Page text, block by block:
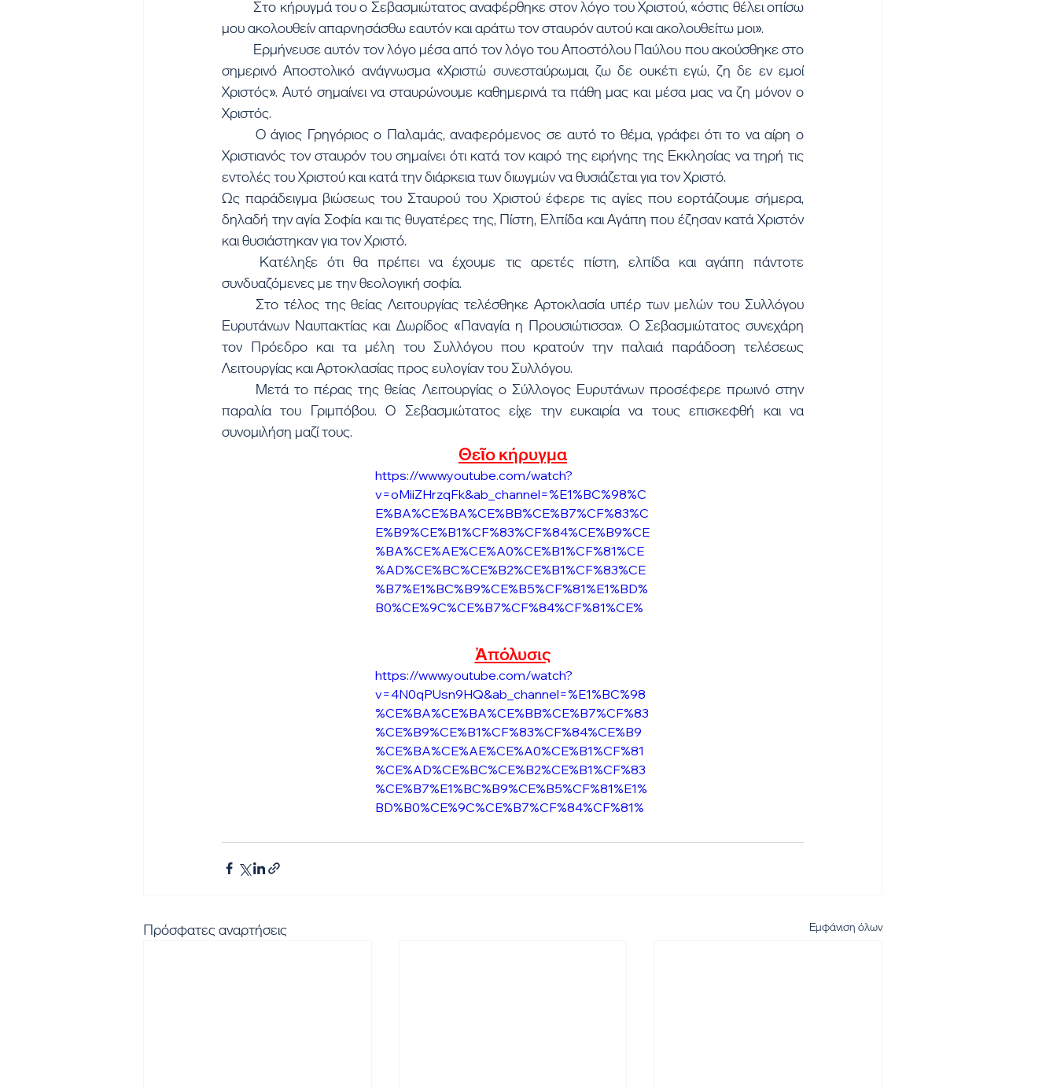
	Στο κήρυγμά του ο Σεβασμιώτατος αναφέρθηκε στον λόγο του Χριστού, «όστις θέλει οπίσω
μου ακολουθείν απαρνησάσθω εαυτόν και αράτω τον σταυρόν αυτού και ακολουθείτω μοι».
σημερινό Αποστολικό ανάγνωσμα «Χριστώ συνεσταύρωμαι, ζω δε ουκέτι εγώ, ζη δε εν εμοί
Χριστός». Αυτό σημαίνει να σταυρώνουμε καθημερινά τα πάθη μας και μέσα μας να ζη μόνον ο
Χριστός.
Χριστιανός τον σταυρόν του σημαίνει ότι κατά τον καιρό της ειρήνης της Εκκλησίας να τηρή τις
εντολές του Χριστού και κατά την διάρκεια των διωγμών να θυσιάζεται για τον Χριστό.
Ως παράδειγμα βιώσεως του Σταυρού του Χριστού έφερε τις αγίες που εορτάζουμε σήμερα,
δηλαδή την αγία Σοφία και τις θυγατέρες της, Πίστη, Ελπίδα και Αγάπη που έζησαν κατά Χριστόν
και θυσιάστηκαν για τον Χριστό.
συνδυαζόμενες με την θεολογική σοφία.
Ευρυτάνων Ναυπακτίας και Δωρίδος «Παναγία η Προυσιώτισσα». Ο Σεβασμιώτατος συνεχάρη
τον Πρόεδρο και τα μέλη του Συλλόγου που κρατούν την παλαιά παράδοση τελέσεως
Λειτουργίας και Αρτοκλασίας προς ευλογίαν του Συλλόγου.
παραλία του Γριμπόβου. Ο Σεβασμιώτατος είχε την ευκαιρία να τους επισκεφθή και να
συνομιλήση μαζί τους.
Θεῖο κήρυγμα
https://www.youtube.com/watch?
v=oMiiZHrzqFk&ab_channel=%E1%BC%98%C
E%BA%CE%BA%CE%BB%CE%B7%CF%83%C
E%B9%CE%B1%CF%83%CF%84%CE%B9%CE
%BA%CE%AE%CE%A0%CE%B1%CF%81%CE
%AD%CE%BC%CE%B2%CE%B1%CF%83%CE
%B7%E1%BC%B9%CE%B5%CF%81%E1%BD%
B0%CE%9C%CE%B7%CF%84%CF%81%CE%
82%CE%9D%CE%B1%CF%85%CF%80%CE%
AC%CE%BA%CF%84%CE%BF%CF%85
Ἀπόλυσις
https://www.youtube.com/watch?
v=4N0qPUsn9HQ&ab_channel=%E1%BC%98
%CE%BA%CE%BA%CE%BB%CE%B7%CF%83
%CE%B9%CE%B1%CF%83%CF%84%CE%B9
%CE%BA%CE%AE%CE%A0%CE%B1%CF%81
%CE%AD%CE%BC%CE%B2%CE%B1%CF%83
%CE%B7%E1%BC%B9%CE%B5%CF%81%E1%
BD%B0%CE%9C%CE%B7%CF%84%CF%81%
CF%82%CE%9D%CE%B1%CF%85%CF%80%
Πρόσφατες αναρτήσεις Εμφάνιση όλων